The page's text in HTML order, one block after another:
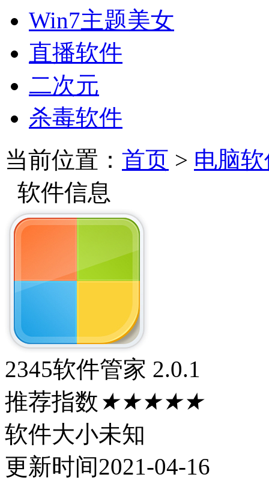
Win7主题美女
直播软件
二次元
杀毒软件
当前位置： 首页 > 电脑
软件信息
2345软件管家 2.0.1
推荐指数 ★★★★★
软件大小未知
更新时间2021-04-16